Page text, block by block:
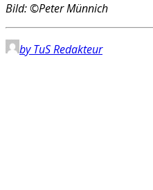
Bild: ©Peter Münnich
by TuS Redakteur